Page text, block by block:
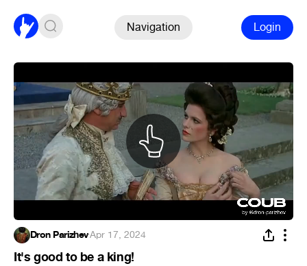
Navigation Login
Dron Parizhev·Apr 17, 2024
It's good to be a king!